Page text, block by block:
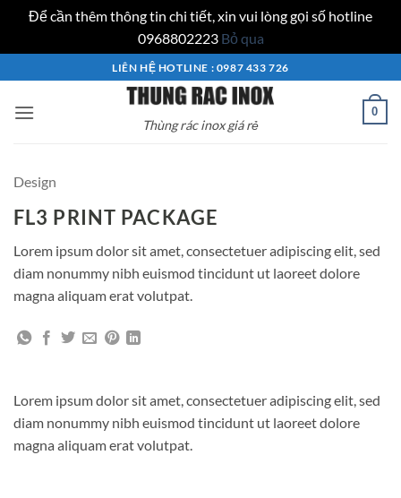
Để cần thêm thông tin chi tiết, xin vui lòng gọi số hotline
0968802223 Bỏ qua
qua
nội
LIÊN HỆ HOTLINE : 0987 433 726
Thùng rác inox giá rẻ
0
Design
FL3 PRINT PACKAGE
Lorem ipsum dolor sit amet, consectetuer adipiscing elit, sed
diam nonummy nibh euismod tincidunt ut laoreet dolore
magna aliquam erat volutpat.
Lorem ipsum dolor sit amet, consectetuer adipiscing elit, sed
diam nonummy nibh euismod tincidunt ut laoreet dolore
magna aliquam erat volutpat.